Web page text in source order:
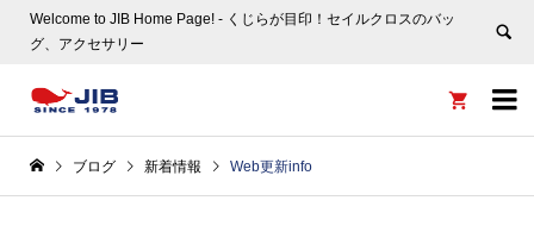
Welcome to JIB Home Page! ‐ くじらが目印！セイルクロスのバッ
グ、アクセサリー


ブログ 新着情報 Web更新info